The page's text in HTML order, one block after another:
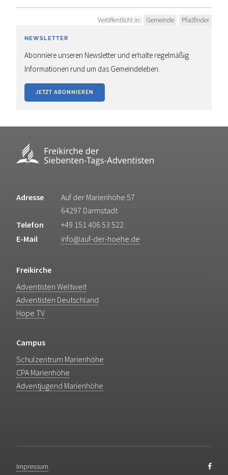
Veröffentlicht in: Gemeinde Pfadfinder
NEWSLETTER
Abonniere unseren Newsletter und erhalte regelmäßig
Informationen rund um das Gemeindeleben.
JETZT ABONNIEREN
Adresse
Auf der Marienhöhe 57
64297 Darmstadt
Telefon
+49 151 406 53 522
E-Mail
info@auf-der-hoehe.de
Freikirche
Adventisten Weltweit
Adventisten Deutschland
Hope TV
Campus
Schulzentrum Marienhöhe
CPA Marienhöhe
Adventjugend Marienhöhe
Impressum